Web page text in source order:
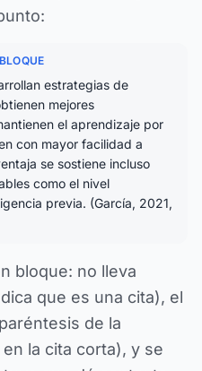
estrategias de
mejores
el aprendizaje por
con mayor facilidad a
se sostiene incluso
como el nivel
previa. (García, 2021,
bloque: no lleva
que es una cita), el
de la
la cita corta), y se